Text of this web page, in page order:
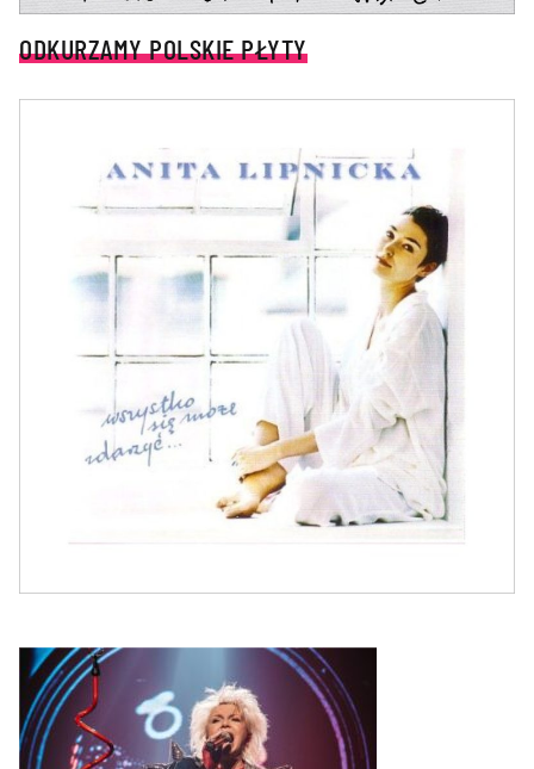
ODKURZAMY POLSKIE PŁYTY